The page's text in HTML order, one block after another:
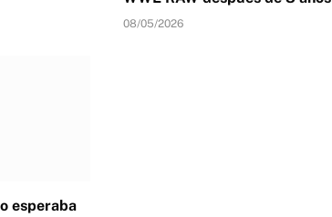
08/05/2026
esperaba